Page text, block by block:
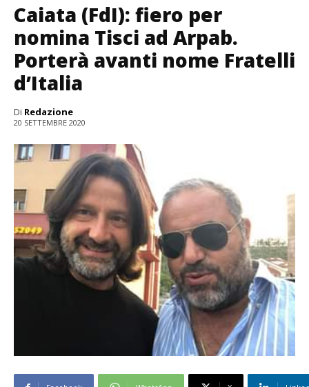
Caiata (FdI): fiero per
nomina Tisci ad Arpab.
Porterà avanti nome Fratelli
d’Italia
Di Redazione
20 SETTEMBRE 2020